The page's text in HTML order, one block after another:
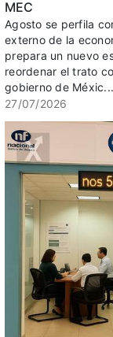
MEC
Agosto se perfila
externo de la
prepara un nuevo
reordenar el trato
gobierno de Méxic...
27/07/2026